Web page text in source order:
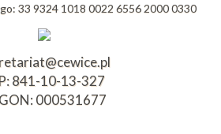
33 9324 1018 0022 6556 2000 0330
841-10-13-327
000531677